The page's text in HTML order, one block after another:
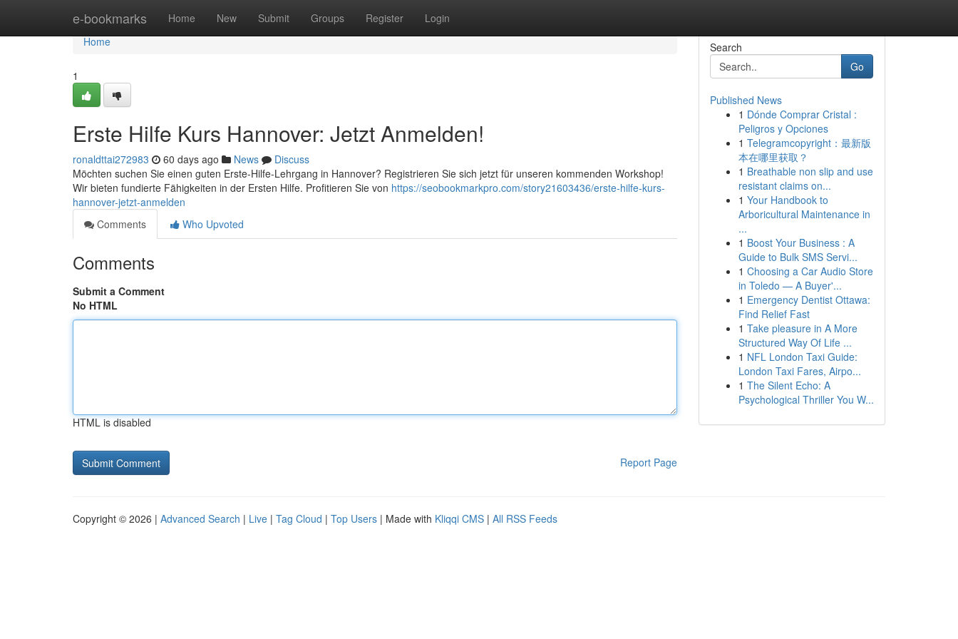
e-bookmarks Home New Submit Groups Register Login
Home
Home
1
Erste Hilfe Kurs Hannover: Jetzt Anmelden!
ronaldttai272983 60 days ago News
Discuss
Möchten suchen Sie einen guten Erste-Hilfe-Lehrgang in Hannover? Registrieren Sie sich jetzt für unseren kommenden Workshop!
Wir bieten fundierte Fähigkeiten in der Ersten Hilfe. Profitieren Sie von https://seobookmarkpro.com/story21603436/erste-hilfe-kurs-
hannover-jetzt-anmelden
Comments
Who Upvoted
Comments
Submit a Comment
No HTML
HTML is disabled
Report Page
Search
Go
Published News
1 Dónde Comprar Cristal :
Peligros y Opciones
1 Telegramcopyright：最新版
本在哪里获取？
1 Breathable non slip and use
resistant claims on...
1 Your Handbook to
Arboricultural Maintenance in
...
1 Boost Your Business : A
Guide to Bulk SMS Servi...
1 Choosing a Car Audio Store
in Toledo — A Buyer'...
1 Emergency Dentist Ottawa:
Find Relief Fast
1 Take pleasure in A More
Structured Way Of Life ...
1 NFL London Taxi Guide:
London Taxi Fares, Airpo...
1 The Silent Echo: A
Psychological Thriller You W...
Copyright © 2026 | Advanced Search | Live | Tag Cloud | Top Users | Made with Kliqqi CMS | All RSS Feeds